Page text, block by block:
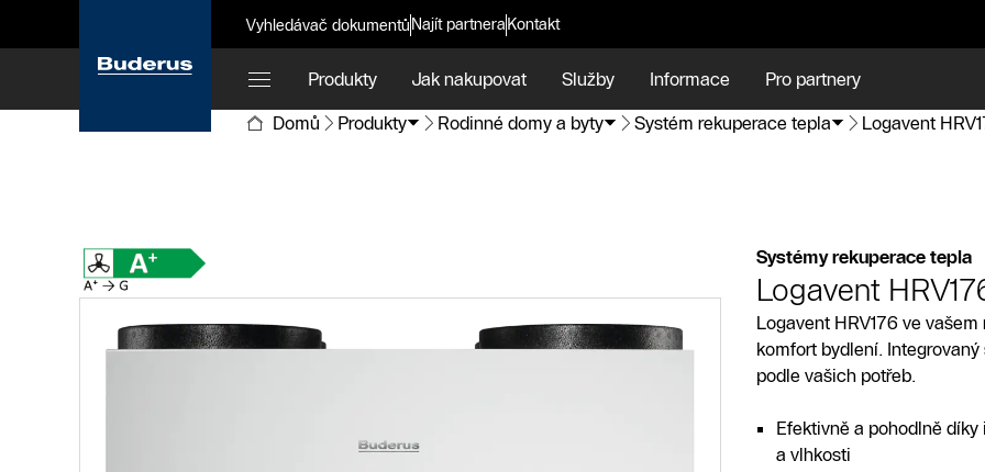
Vyhledávač dokumentůNajít partneraKontakt
Produkty Jak nakupovat Služby Informace Pro partnery
Domů
Produkty Rodinné domy a byty Systém rekuperace tepla Logavent
Systémy rekuperace tepla
Logavent
Logavent HRV176 ve
komfort bydlení.
podle vašich potřeb.
Efektivně a pohodlně
a vlhkosti